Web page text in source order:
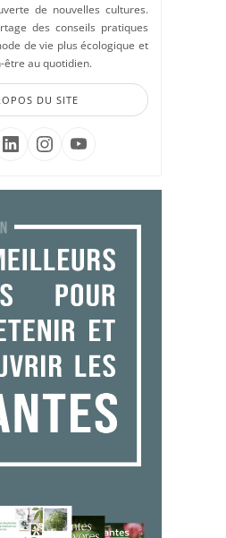
de nouvelles cultures.
des conseils pratiques
de vie plus écologique et
au quotidien.
DU SITE